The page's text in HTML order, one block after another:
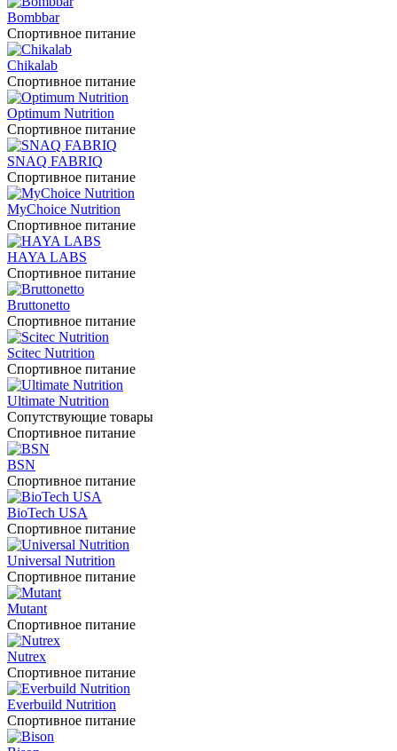
Bombbar
Спортивное питание
Chikalab
Спортивное питание
Optimum Nutrition
Спортивное питание
SNAQ FABRIQ
Спортивное питание
MyChoice Nutrition
Спортивное питание
HAYA LABS
Спортивное питание
Bruttonetto
Спортивное питание
Scitec Nutrition
Спортивное питание
Ultimate Nutrition
Сопутствующие товары
Спортивное питание
BSN
Спортивное питание
BioTech USA
Спортивное питание
Universal Nutrition
Спортивное питание
Mutant
Спортивное питание
Nutrex
Спортивное питание
Everbuild Nutrition
Спортивное питание